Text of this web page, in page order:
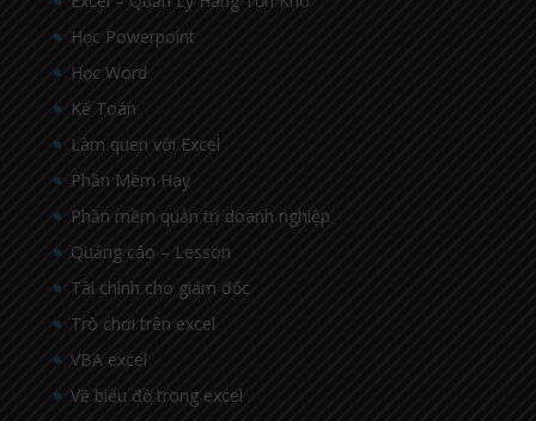
Học Powerpoint
Học Word
Kế Toán
Làm quen với Excel
Phần Mềm Hay
Phần mềm quản trị doanh nghiệp
Quảng cáo – Lesson
Tài chính cho giám đốc
Trò chơi trên excel
VBA excel
Vẽ biểu đồ trong excel